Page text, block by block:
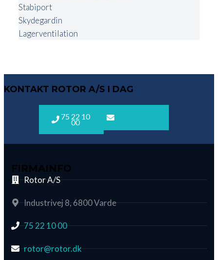
Stabiport
Skydegardin
Lagerventilation
KONTAKT ROTOR A/S I DAG
75 22 10
00
rotor@rotor.dk
FIRMAINFO
Rotor A/S
Industrivej 8, 6800 Varde
75 22 10 00
rotor@rotor.dk